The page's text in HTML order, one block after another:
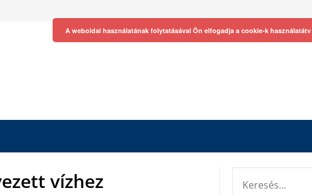
vízhez
A weboldal használatának folytatásával Ön elfogadja a cookie-k használatátv